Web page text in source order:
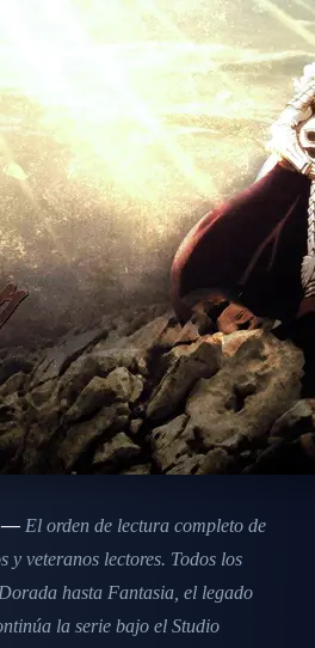
— El orden de lectura completo de
y veteranos lectores. Todos los
hasta Fantasia, el legado
la serie bajo el Studio